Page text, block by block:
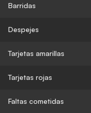
Barridas
Despejes
Tarjetas amarillas
Tarjetas rojas
Faltas cometidas